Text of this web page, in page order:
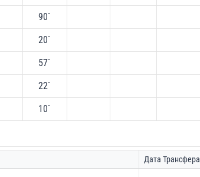
90`
20`
57`
22`
10`
Дата Трансфера